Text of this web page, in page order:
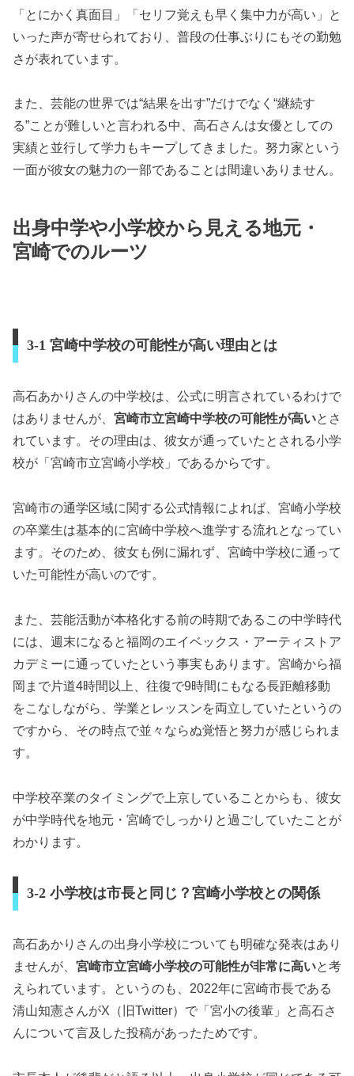
「とにかく真面目」「セリフ覚えも早く集中力が高い」と
いった声が寄せられており、普段の仕事ぶりにもその勤勉
さが表れています。
また、芸能の世界では“結果を出す”だけでなく“継続す
る”ことが難しいと言われる中、高石さんは女優としての
実績と並行して学力もキープしてきました。努力家という
一面が彼女の魅力の一部であることは間違いありません。
出身中学や小学校から見える地元・
宮崎でのルーツ
3-1 宮崎中学校の可能性が高い理由とは
高石あかりさんの中学校は、公式に明言されているわけで
はありませんが、 宮崎市立宮崎中学校の可能性が高いとさ
れています。その理由は、彼女が通っていたとされる小学
校が「宮崎市立宮崎小学校」であるからです。
宮崎市の通学区域に関する公式情報によれば、宮崎小学校
の卒業生は基本的に宮崎中学校へ進学する流れとなってい
ます。そのため、彼女も例に漏れず、宮崎中学校に通って
いた可能性が高いのです。
また、芸能活動が本格化する前の時期であるこの中学時代
には、週末になると福岡のエイベックス・アーティストア
カデミーに通っていたという事実もあります。宮崎から福
岡まで片道4時間以上、往復で9時間にもなる長距離移動
をこなしながら、学業とレッスンを両立していたというの
ですから、その時点で並々ならぬ覚悟と努力が感じられま
す。
中学校卒業のタイミングで上京していることからも、彼女
が中学時代を地元・宮崎でしっかりと過ごしていたことが
わかります。
3-2 小学校は市長と同じ？宮崎小学校との関係
高石あかりさんの出身小学校についても明確な発表はあり
ませんが、 宮崎市立宮崎小学校の可能性が非常に高いと考
えられています。というのも、2022年に宮崎市長である
清山知憲さんがX（旧Twitter）で「宮小の後輩」と高石さ
んについて言及した投稿があったためです。